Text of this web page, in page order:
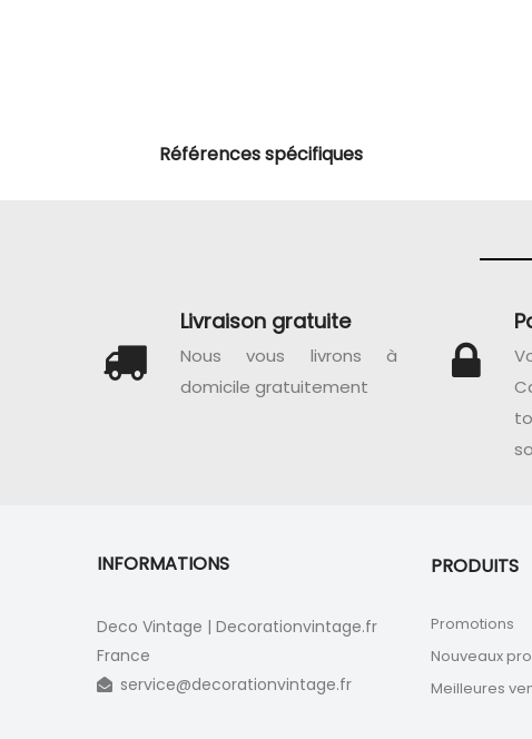
Références spécifiques
Livraison gratuite
Nous vous livrons à
domicile gratuitement
INFORMATIONS
Deco Vintage | Decorationvintage.fr
France
service@decorationvintage.fr
PRODUITS
Promotions
Nouveaux
Meilleures